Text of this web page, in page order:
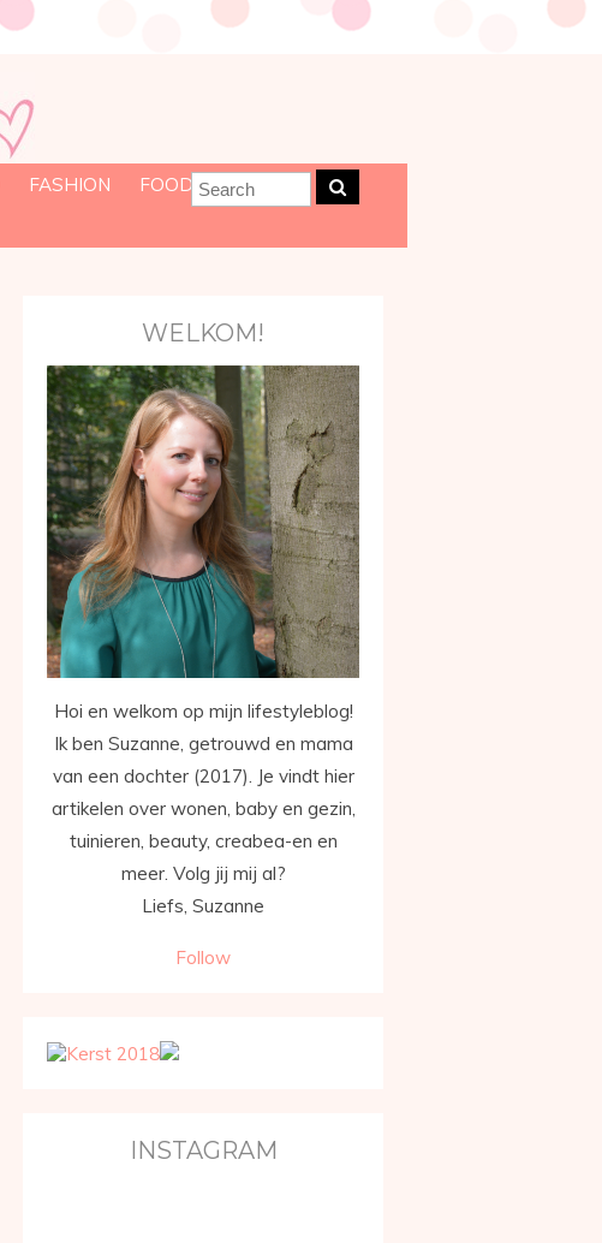
FASHION
FOOD
WELKOM!
Hoi en welkom op mijn lifestyleblog!
Ik ben Suzanne, getrouwd en mama
van een dochter (2017). Je vindt hier
artikelen over wonen, baby en gezin,
tuinieren, beauty, creabea-en en
meer. Volg jij mij al?
Liefs, Suzanne
Follow
INSTAGRAM